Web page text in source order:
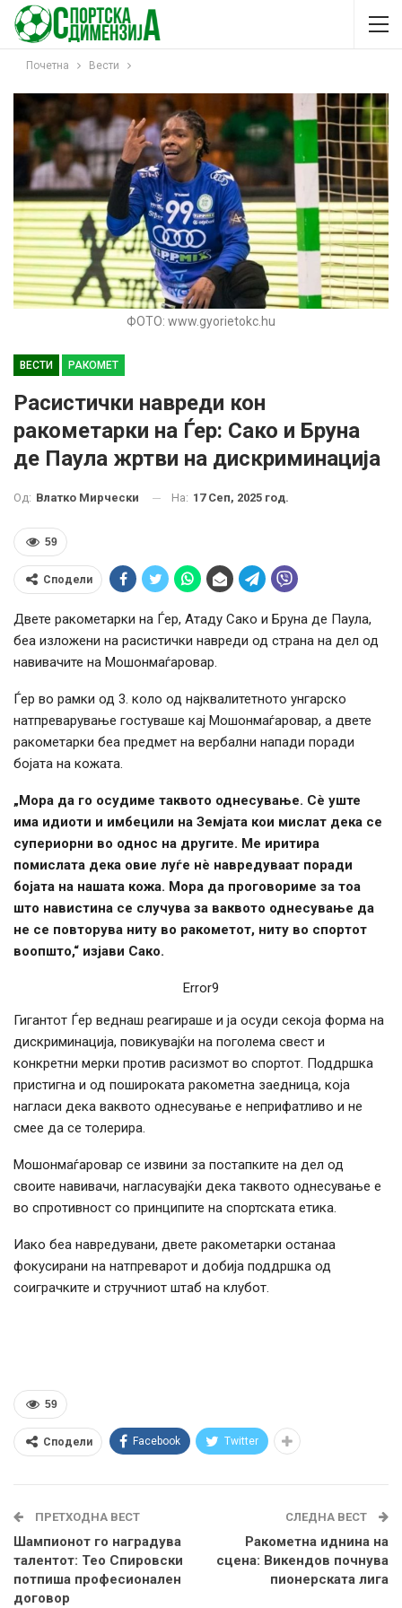
Почетна Вести
ФОТО: www.gyorietokc.hu
ВЕСТИ РАКОМЕТ
Расистички навреди кон
ракометарки на Ѓер: Сако и Бруна
де Паула жртви на дискриминација
Од: Влатко Мирчески На: 17 Сеп, 2025 год.
59
Сподели
Двете ракометарки на Ѓер, Атаду Сако и Бруна де Паула,
беа изложени на расистички навреди од страна на дел од
навивачите на Мошонмаѓаровар.
Ѓер во рамки од 3. коло од најквалитетното унгарско
натпреварување гостуваше кај Мошонмаѓаровар, а двете
ракометарки беа предмет на вербални напади поради
бојата на кожата.
„Мора да го осудиме таквото однесување. Сè уште
има идиоти и имбецили на Земјата кои мислат дека се
супериорни во однос на другите. Ме иритира
помислата дека овие луѓе нè навредуваат поради
бојата на нашата кожа. Мора да проговориме за тоа
што навистина се случува за ваквото однесување да
не се повторува ниту во ракометот, ниту во спортот
воопшто,“ изјави Сако.
Error9
Гигантот Ѓер веднаш реагираше и ја осуди секоја форма на
дискриминација, повикувајќи на поголема свест и
конкретни мерки против расизмот во спортот. Поддршка
пристигна и од пошироката ракометна заедница, која
нагласи дека ваквото однесување е неприфатливо и не
смее да се толерира.
Мошонмаѓаровар се извини за постапките на дел од
своите навивачи, нагласувајќи дека таквото однесување е
во спротивност со принципите на спортската етика.
Иако беа навредувани, двете ракометарки останаа
фокусирани на натпреварот и добија поддршка од
соиграчките и стручниот штаб на клубот.
59
Сподели Facebook Twitter
ПРЕТХОДНА ВЕСТ
Шампионот го наградува
талентот: Тео Спировски
потпиша професионален
договор
СЛЕДНА ВЕСТ
Ракометна иднина на
сцена: Викендов почнува
пионерската лига